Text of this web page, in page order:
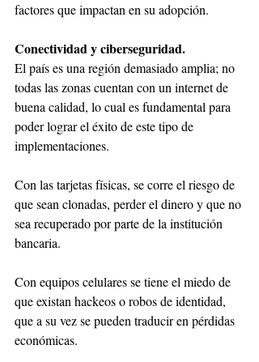
factores que impactan en su adopción.
Conectividad y ciberseguridad.
El país es una región demasiado amplia; no
todas las zonas cuentan con un internet de
buena calidad, lo cual es fundamental para
poder lograr el éxito de este tipo de
implementaciones.
Con las tarjetas físicas, se corre el riesgo de
que sean clonadas, perder el dinero y que no
sea recuperado por parte de la institución
bancaria.
Con equipos celulares se tiene el miedo de
que existan hackeos o robos de identidad,
que a su vez se pueden traducir en pérdidas
económicas.